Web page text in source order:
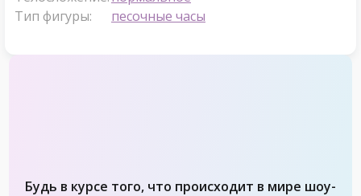
Тип фигуры:
песочные часы
Будь в курсе того, что происходит в мире шоу-